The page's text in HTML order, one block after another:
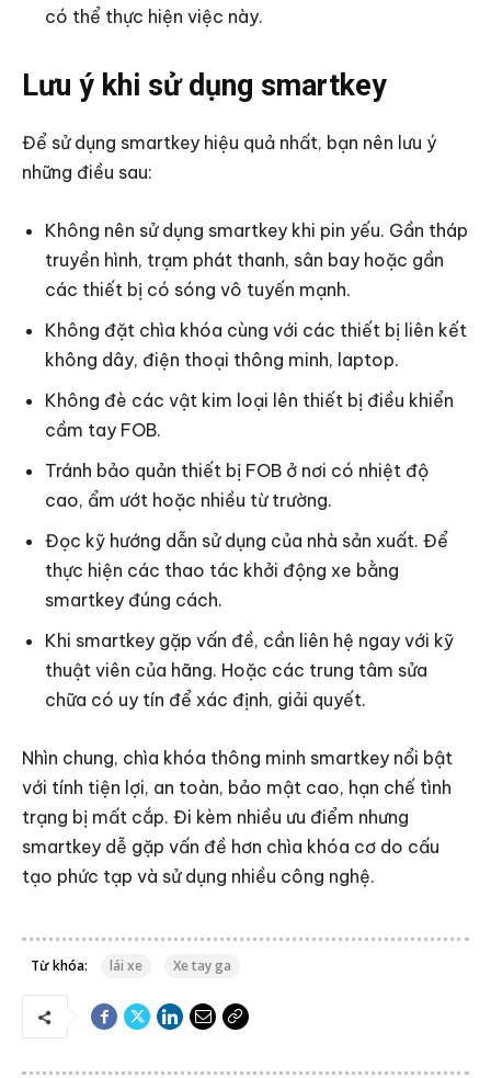
có thể thực hiện việc này.
Lưu ý khi sử dụng smartkey
Để sử dụng smartkey hiệu quả nhất, bạn nên lưu ý
những điều sau:
Không nên sử dụng smartkey khi pin yếu. Gần tháp
truyền hình, trạm phát thanh, sân bay hoặc gần
các thiết bị có sóng vô tuyến mạnh.
Không đặt chìa khóa cùng với các thiết bị liên kết
không dây, điện thoại thông minh, laptop.
Không đè các vật kim loại lên thiết bị điều khiển
cầm tay FOB.
Tránh bảo quản thiết bị FOB ở nơi có nhiệt độ
cao, ẩm ướt hoặc nhiều từ trường.
Đọc kỹ hướng dẫn sử dụng của nhà sản xuất. Để
thực hiện các thao tác khởi động xe bằng
smartkey đúng cách.
Khi smartkey gặp vấn đề, cần liên hệ ngay với kỹ
thuật viên của hãng. Hoặc các trung tâm sửa
chữa có uy tín để xác định, giải quyết.
Nhìn chung, chìa khóa thông minh smartkey nổi bật
với tính tiện lợi, an toàn, bảo mật cao, hạn chế tình
trạng bị mất cắp. Đi kèm nhiều ưu điểm nhưng
smartkey dễ gặp vấn đề hơn chìa khóa cơ do cấu
tạo phức tạp và sử dụng nhiều công nghệ.
Từ khóa: lái xe Xe tay ga